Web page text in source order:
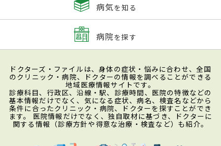
病気を知る
病院を探す
ドクターズ・ファイルは、身体の症状・悩みに合わせ、全国
のクリニック・病院、ドクターの情報を調べることができる
地域医療情報サイトです。
診療科目、行政区、沿線・駅、診療時間、医院の特徴などの
基本情報だけでなく、気になる症状、病名、検査名などから
条件に合ったクリニック・病院、ドクターを探すことができ
ます。 医院情報だけでなく、独自取材に基づき、ドクターに
関する情報（診療方針や得意な治療・検査など）も紹介。